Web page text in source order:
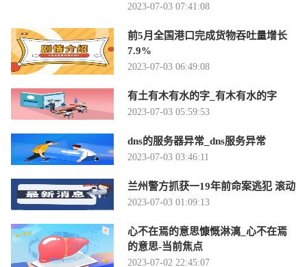
2023-07-03 07:41:08
前5月全国港口完成货物吞吐量增长
7.9%
2023-07-03 06:49:08
有土有木有水的字_有木有水的字
2023-07-03 05:59:53
dns的服务器异常_dns服务异常
2023-07-03 03:46:11
兰州警方抓获一19年前命案逃犯 滚动
2023-07-03 01:09:13
心不在焉的意思慷慨淋漓_心不在焉
的意思-当前焦点
2023-07-02 22:45:07